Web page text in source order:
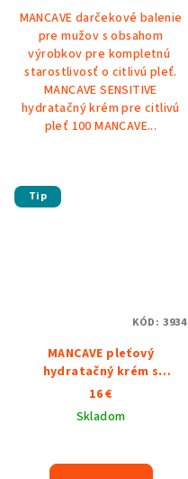
MANCAVE darčekové balenie
pre mužov s obsahom
výrobkov pre kompletnú
starostlivosť o citlivú pleť.
MANCAVE SENSITIVE
hydratačný krém pre citlivú
pleť 100 MANCAVE...
Tip
MANCAVE pleťový
hydratačný krém s
kyselinou hyaluronovou
100ml
16 €
Skladom
KÓD: 3934